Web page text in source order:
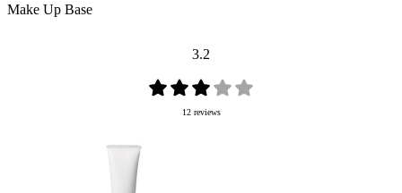
Make Up Base
3.2
12 reviews